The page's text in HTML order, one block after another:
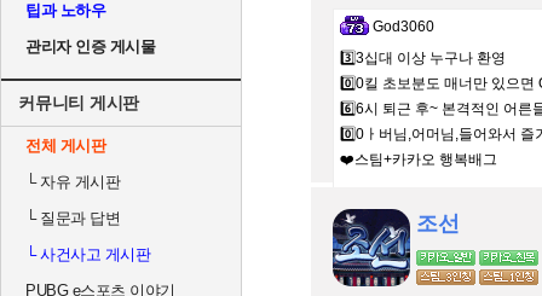
팁과 노하우
관리자 인증 게시물
커뮤니티 게시판
전체 게시판
└자유 게시판
└질문과 답변
└사건사고 게시판
PUBG e스포츠 이야기
God3060
3️⃣3십대 이상 누구나 환영
0️⃣0킬 초보분도 매너만 있으면
6️⃣6시 퇴근 후~ 본격적인 어른
0️⃣0ㅏ버님,어머님,들어와서 즐
❤️스팀+카카오 행복배그
조선